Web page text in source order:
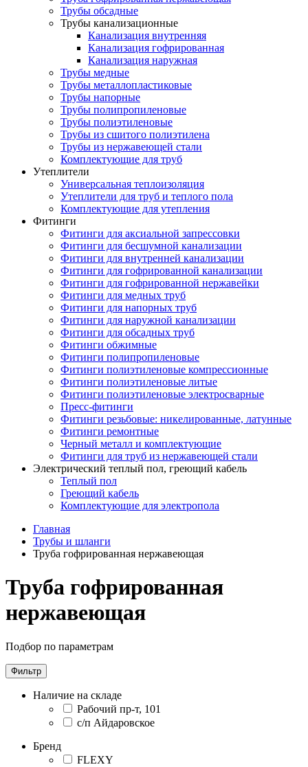
Трубы обсадные
Трубы канализационные
Канализация внутренняя
Канализация гофрированная
Канализация наружная
Трубы медные
Трубы металлопластиковые
Трубы напорные
Трубы полипропиленовые
Трубы полиэтиленовые
Трубы из сшитого полиэтилена
Трубы из нержавеющей стали
Комплектующие для труб
Утеплители
Универсальная теплоизоляция
Утеплители для труб и теплого пола
Комплектующие для утепления
Фитинги
Фитинги для аксиальной запрессовки
Фитинги для бесшумной канализации
Фитинги для внутренней канализации
Фитинги для гофрированной канализации
Фитинги для гофрированной нержавейки
Фитинги для медных труб
Фитинги для напорных труб
Фитинги для наружной канализации
Фитинги для обсадных труб
Фитинги обжимные
Фитинги полипропиленовые
Фитинги полиэтиленовые компрессионные
Фитинги полиэтиленовые литые
Фитинги полиэтиленовые электросварные
Пресс-фитинги
Фитинги резьбовые: никелированные, латунные
Фитинги ремонтные
Черный металл и комплектующие
Фитинги для труб из нержавеющей стали
Электрический теплый пол, греющий кабель
Теплый пол
Греющий кабель
Комплектующие для электропола
Главная
Трубы и шланги
Труба гофрированная нержавеющая
Труба гофрированная
нержавеющая
Подбор по параметрам
Фильтр
Наличие на складе
Рабочий пр-т, 101
с/п Айдаровское
Бренд
FLEXY